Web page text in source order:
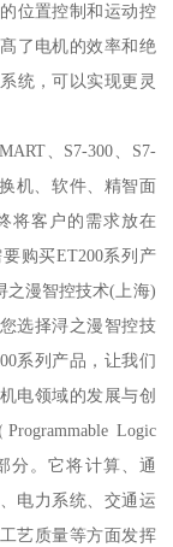
位置控制和运动控
了电机的效率和绝
统，可以实现更灵
、S7-300、S7-
机、软件、精智面
将客户的需求放在
购买ET200系列产
之漫智控技术(上海)
选择浔之漫智控技
系列产品，让我们
电领域的发展与创
Logic
分。它将计算、通
电力系统、交通运
艺质量等方面发挥